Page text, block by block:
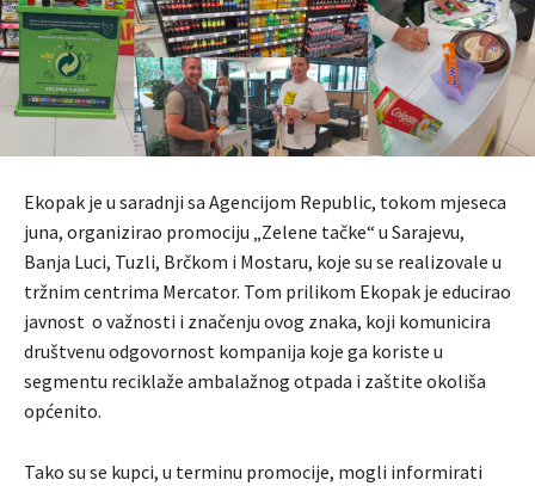
Ekopak je u saradnji sa Agencijom Republic, tokom mjeseca
juna, organizirao promociju „Zelene tačke“ u Sarajevu,
Banja Luci, Tuzli, Brčkom i Mostaru, koje su se realizovale u
tržnim centrima Mercator. Tom prilikom Ekopak je educirao
javnost o važnosti i značenju ovog znaka, koji komunicira
društvenu odgovornost kompanija koje ga koriste u
segmentu reciklaže ambalažnog otpada i zaštite okoliša
općenito.
Tako su se kupci, u terminu promocije, mogli informirati